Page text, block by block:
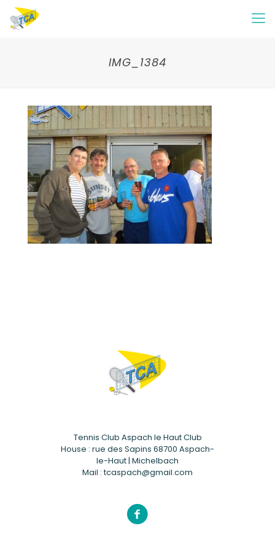
IMG_1384
Tennis Club Aspach le Haut Club
House : rue des Sapins 68700 Aspach-
le-Haut | Michelbach
Mail : tcaspach@gmail.com